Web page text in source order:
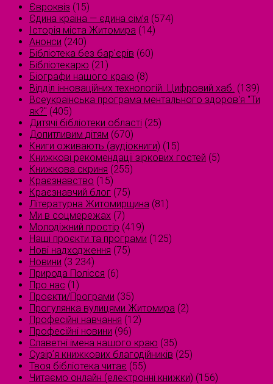
Євроквіз (15)
Єдина країна — єдина сім’я (574)
Історія міста Житомира (14)
Анонси (240)
Бібліотека без бар'єрів (60)
Бібліотекарю (21)
Біографи нашого краю (8)
Відділ інноваційних технологій. Цифровий хаб. (139)
Всеукраїнська програма ментального здоров'я "Ти
як?" (405)
Дитячі бібліотеки області (25)
Допитливим дітям (670)
Книги оживають (аудіокниги) (15)
Книжкові рекомендації зіркових гостей (5)
Книжкова скриня (255)
Краєзнавство (15)
Краєзнавчий блог (75)
Літературна Житомирщина (81)
Ми в соцмережах (7)
Молодіжний простір (419)
Наші проєкти та програми (125)
Нові надходження (75)
Новини (3 234)
Природа Полісся (6)
Про нас (1)
Проєкти/Програми (35)
Прогулянка вулицями Житомира (2)
Професійні навчання (12)
Професійні новини (96)
Славетні імена нашого краю (35)
Сузірʼя книжкових благодійників (25)
Твоя бібліотека читає (55)
Читаємо онлайн (електронні книжки) (156)